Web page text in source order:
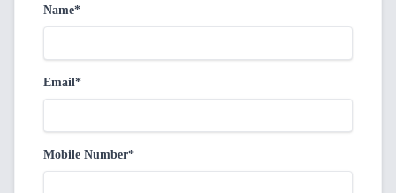
Name*
Email*
Mobile Number*